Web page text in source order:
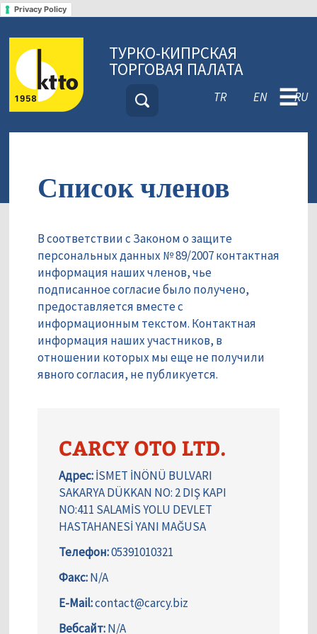
Privacy Policy
ТУРКО-КИПРСКАЯ
ТОРГОВАЯ ПАЛАТА
TR EN RU
☰
Список членов
В соответствии с Законом о защите
персональных данных № 89/2007 контактная
информация наших членов, чье
подписанное согласие было получено,
предоставляется вместе с
информационным текстом. Контактная
информация наших участников, в
отношении которых мы еще не получили
явного согласия, не публикуется.
CARCY OTO LTD.
Адрес:İSMET İNÖNÜ BULVARI
SAKARYA DÜKKAN NO: 2 DIŞ KAPI
NO:411 SALAMİS YOLU DEVLET
HASTAHANESİ YANI MAĞUSA
Телефон:05391010321
Факс:N/A
E-Mail:contact@carcy.biz
Вебсайт:N/A